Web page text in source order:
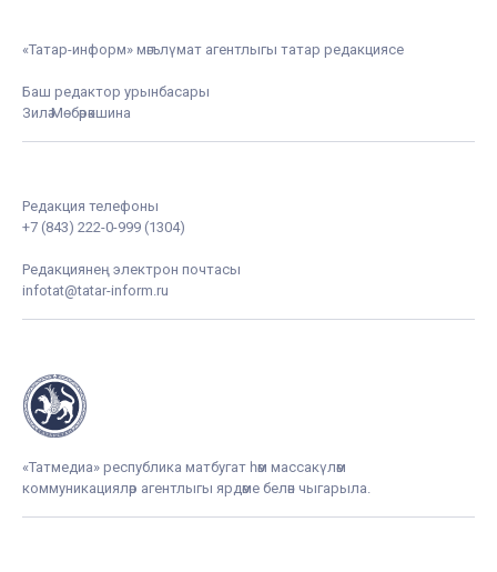
«Татар-информ» мәгълүмат агентлыгы татар редакциясе
Баш редактор урынбасары
Зилә Мөбәрәкшина
Редакция телефоны
+7 (843) 222-0-999 (1304)
Редакциянең электрон почтасы
infotat@tatar-inform.ru
«Татмедиа» республика матбугат һәм массакүләм
коммуникацияләр агентлыгы ярдәме белән чыгарыла.